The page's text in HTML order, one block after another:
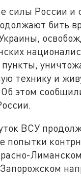
силы России и
бить
технику и
этом
ВСУ
попытки